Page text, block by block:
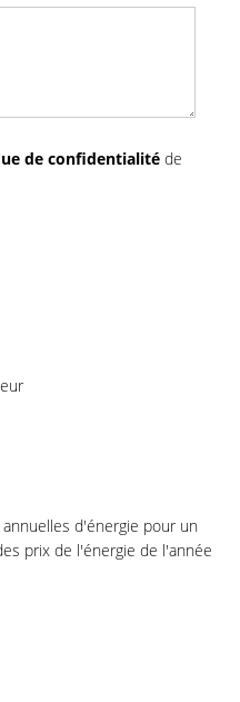
de confidentialité de
d'énergie pour un
prix de l'énergie de l'année